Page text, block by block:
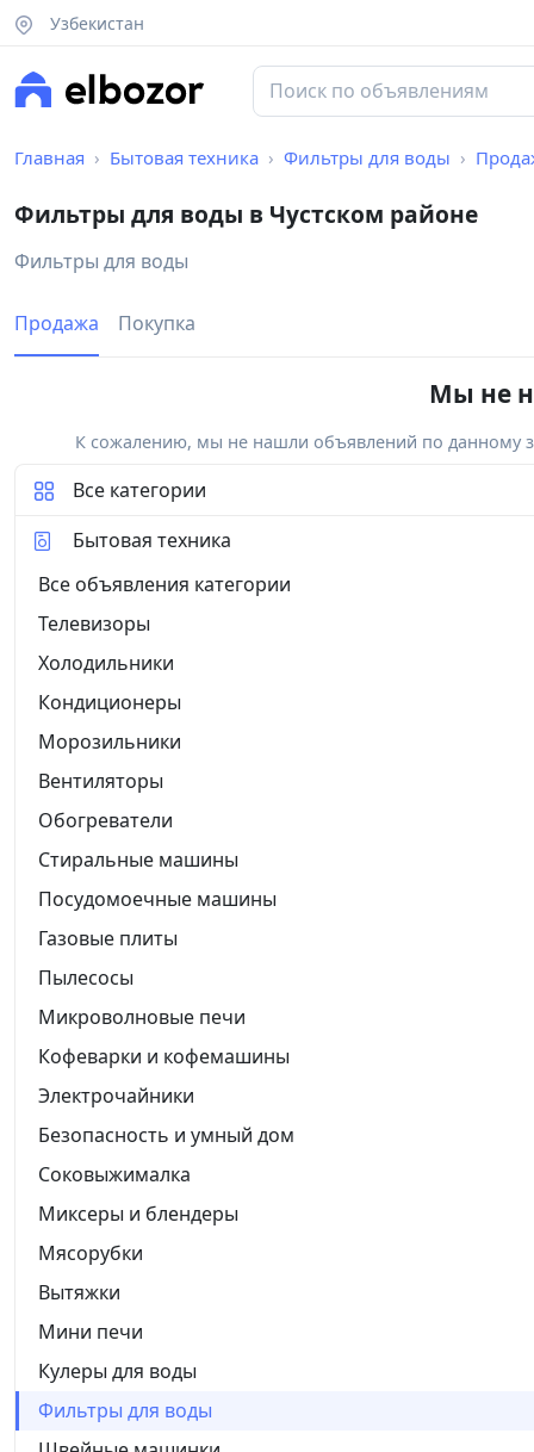
Узбекистан
Главная Бытовая техника Фильтры для воды
Фильтры для воды в Чустском районе
Фильтры для воды
Продажа Покупка
Мы не
К сожалению, мы не нашли объявлений по данному
Все категории
Бытовая техника
Все объявления категории
Телевизоры
Холодильники
Кондиционеры
Морозильники
Вентиляторы
Обогреватели
Стиральные машины
Посудомоечные машины
Газовые плиты
Пылесосы
Микроволновые печи
Кофеварки и кофемашины
Электрочайники
Безопасность и умный дом
Соковыжималка
Миксеры и блендеры
Мясорубки
Вытяжки
Мини печи
Кулеры для воды
Фильтры для воды